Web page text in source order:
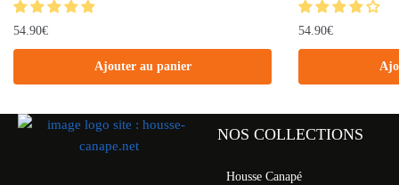
54.90€
Ajouter au panier
54.90€
NOS COLLECTIONS
Housse Canapé